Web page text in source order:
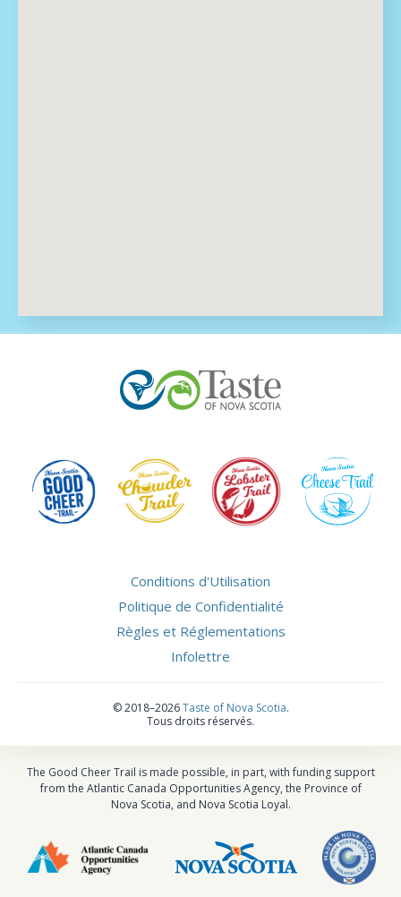
Conditions d'Utilisation
Politique de Confidentialité
Règles et Réglementations
Infolettre
©2018–2026 Taste of Nova Scotia.
Tous droits réservés.
The Good Cheer Trail is made possible, in part, with funding support
from the Atlantic Canada Opportunities Agency, the Province of
Nova Scotia, and Nova Scotia Loyal.